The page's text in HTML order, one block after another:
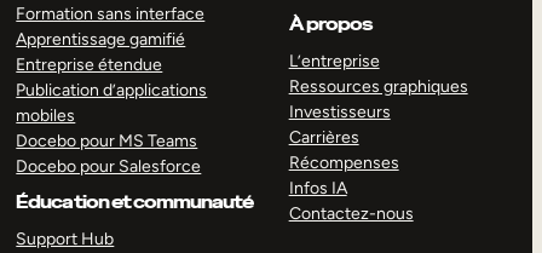
Formation sans interface
Apprentissage gamifié
Entreprise étendue
Publication d’applications
mobiles
Docebo pour MS Teams
Docebo pour Salesforce
Éducation et communauté
Support Hub
À propos
L’entreprise
Ressources graphiques
Investisseurs
Carrières
Récompenses
Infos IA
Contactez-nous